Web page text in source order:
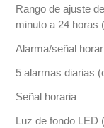
Rango de ajuste
minuto a 24 horas
Alarma/señal
5 alarmas diarias
Señal horaria
Luz de fondo LED